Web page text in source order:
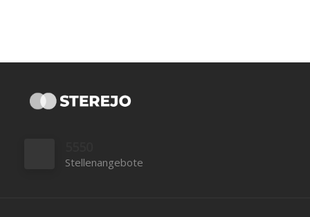
Stellenangebote